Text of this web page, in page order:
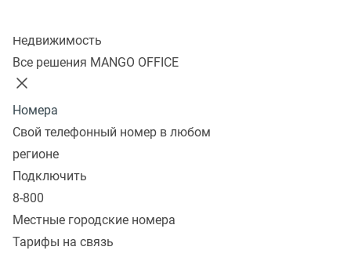
Недвижимость
Все решения MANGO OFFICE
Номера
Свой телефонный номер в любом
регионе
Подключить
8-800
Местные городские номера
Тарифы на связь
Интеграция с ОПДкРК
АвтосекретарьОбратный звонок с сайта
возможности ВАТС
Контакт-центр
Омниканальный контакт-центрИсходящий обзвон
Омниканальные коммуникации
персоналом
отчетов
ресурсамиБаза знанийУправление сделками
(API) для УВК (CRM)